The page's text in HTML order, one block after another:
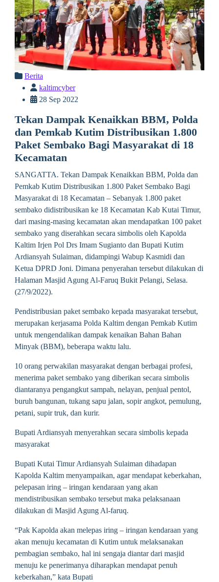
Berita
kaltimcyber
28 Sep 2022
Tekan Dampak Kenaikkan BBM, Polda
dan Pemkab Kutim Distribusikan 1.800
Paket Sembako Bagi Masyarakat di 18
Kecamatan
SANGATTA. Tekan Dampak Kenaikkan BBM, Polda dan
Pemkab Kutim Distribusikan 1.800 Paket Sembako Bagi
Masyarakat di 18 Kecamatan – Sebanyak 1.800 paket
sembako didistribusikan ke 18 Kecamatan Kab Kutai Timur,
dari masing-masing kecamatan akan mendapatkan 100 paket
sembako yang diserahkan secara simbolis oleh Kapolda
Kaltim Irjen Pol Drs Imam Sugianto dan Bupati Kutim
Ardiansyah Sulaiman, didampingi Wabup Kasmidi dan
Ketua DPRD Joni. Dimana penyerahan tersebut dilakukan di
Halaman Masjid Agung Al-Faruq Bukit Pelangi, Selasa.
(27/9/2022).
Pendistribusian paket sembako kepada masyarakat tersebut,
merupakan kerjasama Polda Kaltim dengan Pemkab Kutim
untuk mengendalikan dampak kenaikan Bahan Bahan
Minyak (BBM), beberapa waktu lalu.
10 orang perwakilan masyarakat dengan berbagai profesi,
menerima paket sembako yang diberikan secara simbolis
diantaranya pengangkut sampah, nelayan, penjual pentol,
buruh bangunan, tukang sapu jalan, sopir angkot, pemulung,
petani, supir truk, dan kurir.
Bupati Ardiansyah menyerahkan secara simbolis kepada
masyarakat
Bupati Kutai Timur Ardiansyah Sulaiman dihadapan
Kapolda Kaltim menyampaikan, agar mendapat keberkahan,
pelepasan iring – iringan kendaraan yang akan
mendistribusikan sembako tersebut maka pelaksanaan
dilakukan di Masjid Agung Al-faruq.
“Pak Kapolda akan melepas iring – iringan kendaraan yang
akan menuju kecamatan di Kutim untuk melaksanakan
pembagian sembako, hal ini sengaja diantar dari masjid
menuju ke penerimanya diharapkan mendapat penuh
keberkahan,” kata Bupati